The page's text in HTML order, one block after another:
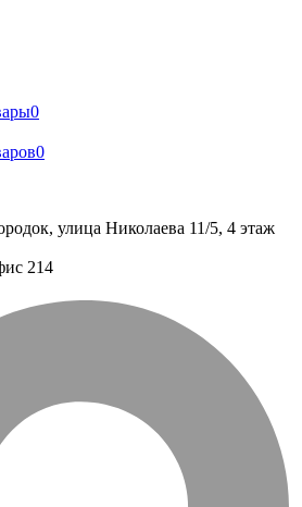
0
0
улица Николаева 11/5, 4 этаж
214